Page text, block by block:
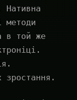
Нативна
методи
в той же
зростання.